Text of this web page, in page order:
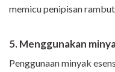
memicu penipisan
5. Menggunakan
Penggunaan minyak